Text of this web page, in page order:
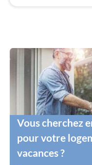
Vous cherchez
pour votre
vacances ?